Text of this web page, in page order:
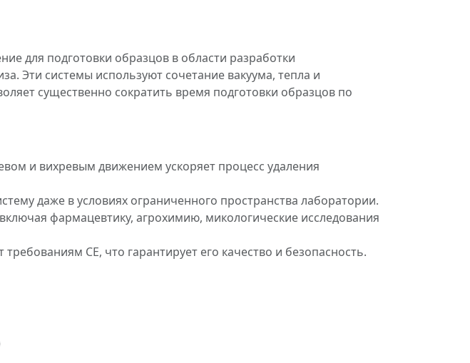
для подготовки образцов в области разработки
Эти системы используют сочетание вакуума, тепла и
существенно сократить время подготовки образцов по
и вихревым движением ускоряет процесс удаления
даже в условиях ограниченного пространства лаборатории.
фармацевтику, агрохимию, микологические исследования
требованиям CE, что гарантирует его качество и безопасность.